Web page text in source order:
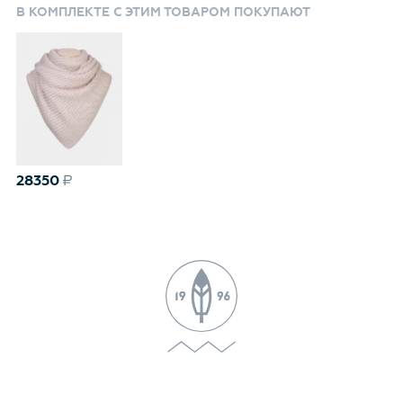
В КОМПЛЕКТЕ С ЭТИМ ТОВАРОМ ПОКУПАЮТ
28350